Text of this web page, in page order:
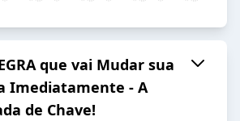
que vai Mudar sua
Imediatamente - A
de Chave!